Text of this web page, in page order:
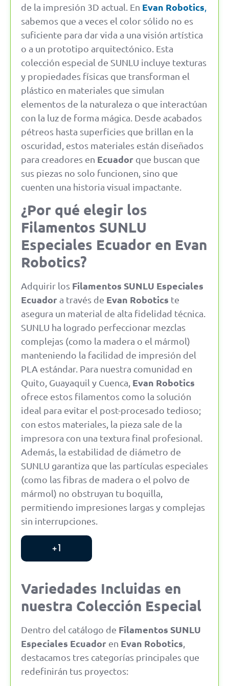
de la impresión 3D actual. En Evan Robotics
sabemos que a veces el color sólido no es
suficiente para dar vida a una visión artística
o a un prototipo arquitectónico. Esta
colección especial de SUNLU incluye texturas
y propiedades físicas que transforman el
plástico en materiales que simulan
elementos de la naturaleza o que interactúan
con la luz de forma mágica. Desde acabados
pétreos hasta superficies que brillan en la
oscuridad, estos materiales están diseñados
para creadores en Ecuador que buscan que
sus piezas no solo funcionen, sino que
cuenten una historia visual impactante.
¿Por qué elegir los
Filamentos SUNLU
Especiales Ecuador en Evan
Robotics?
Adquirir los Filamentos SUNLU Especiales
Ecuadora través de Evan Robotics te
asegura un material de alta fidelidad técnica.
SUNLU ha logrado perfeccionar mezclas
complejas (como la madera o el mármol)
manteniendo la facilidad de impresión del
PLA estándar. Para nuestra comunidad en
Quito, Guayaquil y Cuenca, Evan Robotics
ofrece estos filamentos como la solución
ideal para evitar el post-procesado tedioso;
con estos materiales, la pieza sale de la
impresora con una textura final profesional.
Además, la estabilidad de diámetro de
SUNLU garantiza que las partículas especiales
(como las fibras de madera o el polvo de
mármol) no obstruyan tu boquilla,
permitiendo impresiones largas y complejas
sin interrupciones.
+1
Variedades Incluidas en
nuestra Colección Especial
Dentro del catálogo de Filamentos SUNLU
Especiales Ecuador en Evan Robotics
destacamos tres categorías principales que
redefinirán tus proyectos: